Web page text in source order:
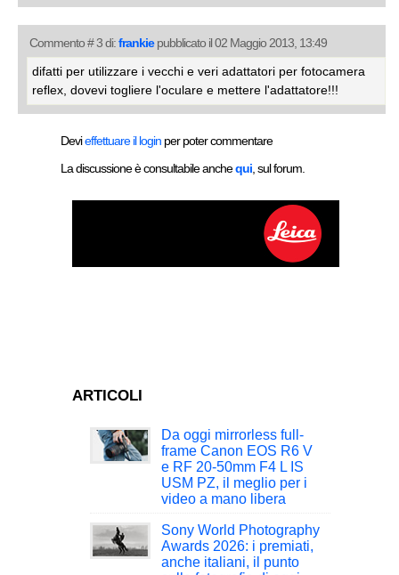
Commento # 3 di:frankiepubblicato il 02 Maggio 2013, 13:49
difatti per utilizzare i vecchi e veri adattatori per fotocamera
reflex, dovevi togliere l'oculare e mettere l'adattatore!!!
Devieffettuare il login per poter commentare
La discussione è consultabile anchequi , sul forum.
ARTICOLI
Da oggi mirrorless full-
frame Canon EOS R6 V
e RF 20-50mm F4 L IS
USM PZ, il meglio per i
video a mano libera
Sony World Photography
Awards 2026: i premiati,
anche italiani, il punto